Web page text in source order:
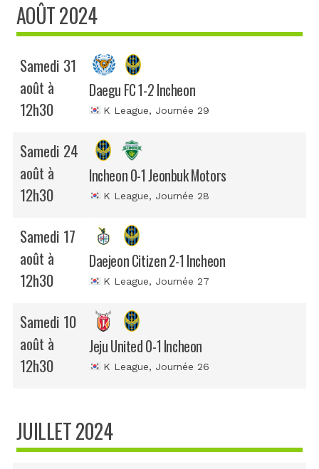
AOÛT 2024
Samedi 31
août à
12h30
Daegu FC 1-2 Incheon
K League, Journée 29
Samedi 24
août à
12h30
Incheon 0-1 Jeonbuk Motors
K League, Journée 28
Samedi 17
août à
12h30
Daejeon Citizen 2-1 Incheon
K League, Journée 27
Samedi 10
août à
12h30
Jeju United 0-1 Incheon
K League, Journée 26
JUILLET 2024